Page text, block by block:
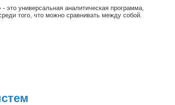
это универсальная аналитическая программа,
того, что можно сравнивать между собой.